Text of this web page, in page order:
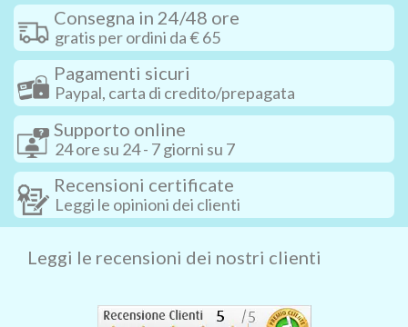
Consegna in 24/48 ore
gratis per ordini da € 65
Pagamenti sicuri
Paypal, carta di credito/prepagata
Supporto online
24 ore su 24 - 7 giorni su 7
Recensioni certificate
Leggi le opinioni dei clienti
Leggi le recensioni dei nostri clienti